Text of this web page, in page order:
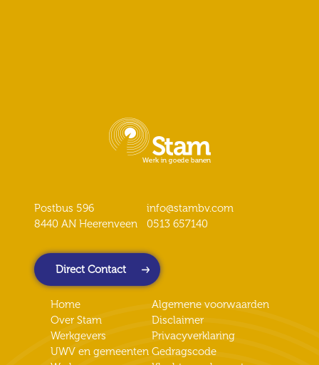
Postbus 596
8440 AN Heerenveen
info@stambv.com
0513 657140
Direct Contact
Home
Over Stam
Werkgevers
UWV en gemeenten
Algemene voorwaarden
Disclaimer
Privacyverklaring
Gedragscode